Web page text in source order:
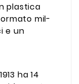
plastica
mil-
e un
ha 14